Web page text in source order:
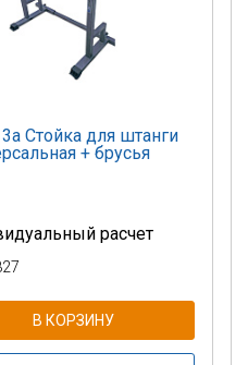
Стойка для штанги
+ брусья
расчет
В КОРЗИНУ